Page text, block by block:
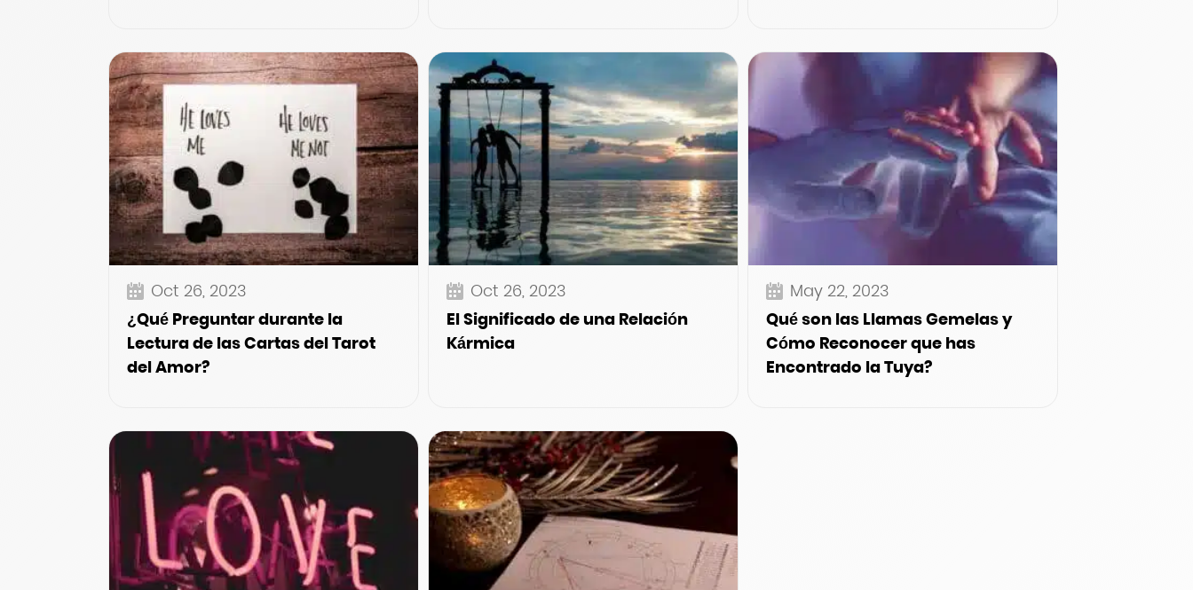
Oct 26, 2023
¿Qué Preguntar durante la
Lectura de las Cartas del Tarot
del Amor?
Oct 26, 2023
El Significado de una Relación
Kármica
May 22, 2023
Qué son las Llamas Gemelas y
Cómo Reconocer que has
Encontrado la Tuya?